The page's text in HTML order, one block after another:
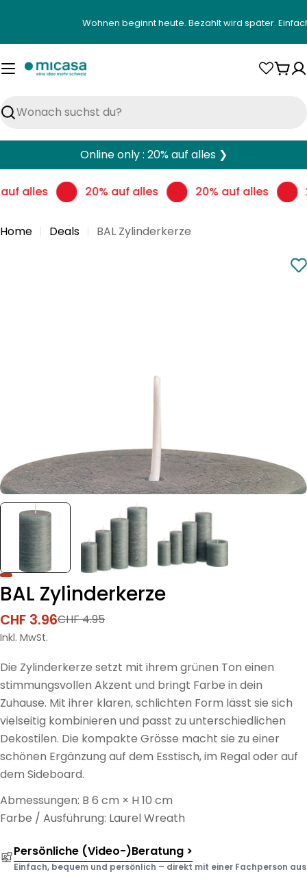
springen
Gratis Heimlieferung an deinen Wunschort ab
Suchen
Online only : 20% auf alles ❯
alles 20% auf alles 20% auf alles
Home Deals BAL Zylinderkerze
BAL Zylinderkerze
Verkaufspreis
CHF 3.96
Regulärer
Preis
CHF 4.95
Inkl. MwSt.
Die Zylinderkerze setzt mit ihrem grünen Ton einen
stimmungsvollen Akzent und bringt Farbe in dein
Zuhause. Mit ihrer klaren, schlichten Form lässt sie sich
vielseitig kombinieren und passt zu unterschiedlichen
Dekostilen. Die kompakte Grösse macht sie zu einer
schönen Ergänzung auf dem Esstisch, im Regal oder auf
dem Sideboard.
Abmessungen: B 6 cm × H 10 cm
Farbe / Ausführung: Laurel Wreath
Persönliche (Video-)Beratung >
Einfach, bequem und persönlich – direkt mit einer Fachperson aus